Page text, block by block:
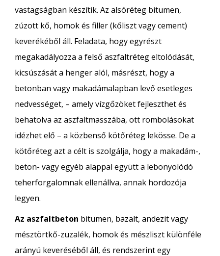
vastagságban készítik. Az alsóréteg bitumen,
zúzott kő, homok és filler (kőliszt vagy cement)
keverékéből áll. Feladata, hogy egyrészt
megakadályozza a felső aszfaltréteg eltolódását,
kicsúszását a henger alól, másrészt, hogy a
betonban vagy makadámalapban levő esetleges
nedvességet, – amely vízgőzöket fejleszthet és
behatolva az aszfaltmasszába, ott rombolásokat
idézhet elő – a közbenső kötőréteg lekösse. De a
kötőréteg azt a célt is szolgálja, hogy a makadám-,
beton- vagy egyéb alappal együtt a lebonyolódó
teherforgalomnak ellenállva, annak hordozója
legyen.
Az aszfaltbeton bitumen, bazalt, andezit vagy
mésztörtkő-zuzalék, homok és mészliszt különféle
arányú keveréséből áll, és rendszerint egy